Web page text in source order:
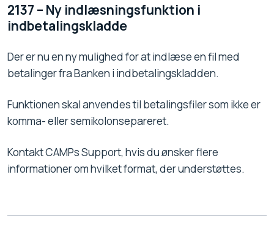
2137 – Ny indlæsningsfunktion i
indbetalingskladde
Der er nu en ny mulighed for at indlæse en fil med
betalinger fra Banken i indbetalingskladden.
Funktionen skal anvendes til betalingsfiler som ikke er
komma- eller semikolonsepareret.
Kontakt CAMPs Support, hvis du ønsker flere
informationer om hvilket format, der understøttes.